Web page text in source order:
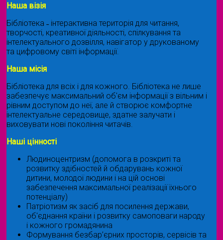
Наша візія
Бібліотека ˗ інтерактивна територія для читання,
творчості, креативної діяльності, спілкування та
інтелектуального дозвілля, навігатор у друкованому
та цифровому світі інформації.
Наша місія
Бібліотека для всіх і для кожного. Бібліотека не лише
забезпечує максимальний об'єм інформації з вільним і
рівним доступом до неї, але й створює комфортне
інтелектуальне середовище, здатне залучати і
виховувати нові покоління читачів.
Наші цінності
Людиноцентризм (допомога в розкриті та
розвитку здібностей й обдарувань кожної
дитини, молодої людини і на цій основі
забезпечення максимальної реалізації їхнього
потенціалу)
Патріотизм як засіб для посилення держави,
об'єднання країни і розвитку самоповаги народу
і кожного громадянина
Формування безбар’єрних просторів, сервісів та